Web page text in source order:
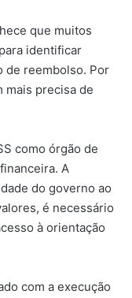
que muitos
identificar
de reembolso. Por
mais precisa de
como órgão de
A
do governo ao
é necessário
à orientação
com a execução